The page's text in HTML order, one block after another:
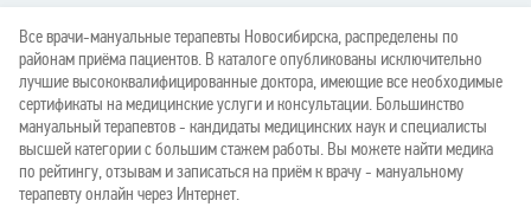
Все врачи-мануальные терапевты Новосибирска, распределены по
районам приёма пациентов. В каталоге опубликованы исключительно
лучшие высококвалифицированные доктора, имеющие все необходимые
сертификаты на медицинские услуги и консультации. Большинство
мануальный терапевтов - кандидаты медицинских наук и специалисты
высшей категории с большим стажем работы. Вы можете найти медика
по рейтингу, отзывам и записаться на приём к врачу - мануальному
терапевту онлайн через Интернет.